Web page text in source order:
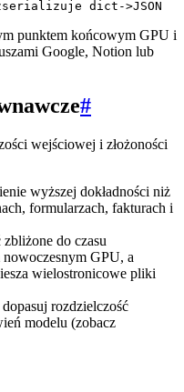
punktem końcowym GPU i
Google, Notion lub
#
wejściowej i złożoności
wyższej dokładności niż
formularzach, fakturach i
do czasu
GPU, a
wielostronicowe pliki
rozdzielczość
modelu (zobacz